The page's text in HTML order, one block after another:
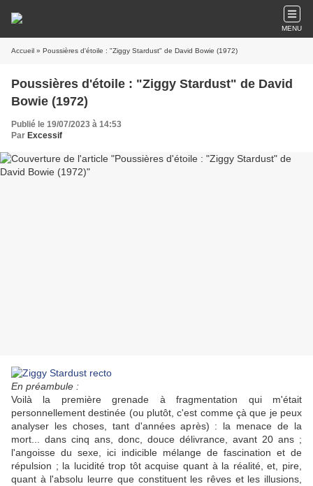
MENU
Accueil » Poussières d'étoile : "Ziggy Stardust" de David Bowie (1972)
Poussières d'étoile : "Ziggy Stardust" de David
Bowie (1972)
Publié le 19/07/2023 à 14:53
Par Excessif
En préambule :
Voilà la première grenade à fragmentation qui m'était
personnellement destinée (ou plutôt, c'est comme çà que je peux
analyser les choses, tant d'années après) : la menace de la
mort... dans cinq ans, donc, douce délivrance, avant 20 ans ;
l'angoisse du sexe, ici indicible mélange de fascination et de
répulsion ; la lucidité trop tôt acquise quant à la réalité, et, pire,
quant à l'absolu leurre que constituent les rêves et les illusions,